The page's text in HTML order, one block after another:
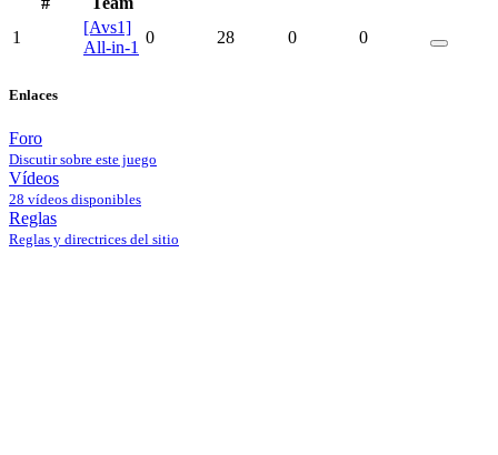
1
[Avs1]
All-in-1
0 28 0 0
Enlaces
Foro
Discutir sobre este juego
Vídeos
28 vídeos disponibles
Reglas
Reglas y directrices del sitio